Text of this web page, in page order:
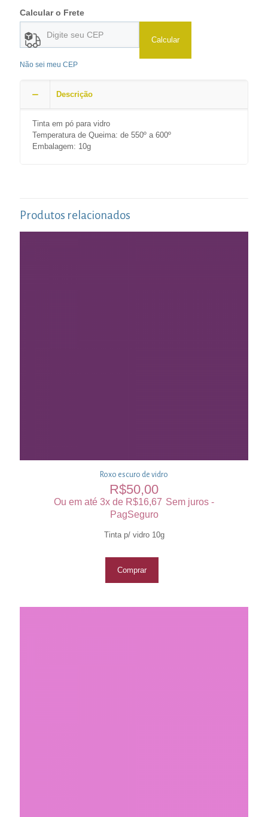
Calcular o Frete
Calcular
Não sei meu CEP
Descrição
Tinta em pó para vidro
Temperatura de Queima: de 550º a 600º
Embalagem: 10g
Produtos relacionados
Roxo escuro de vidro
R$50,00
Ou em até 3x de R$16,67 Sem juros -
PagSeguro
Tinta p/ vidro 10g
Comprar